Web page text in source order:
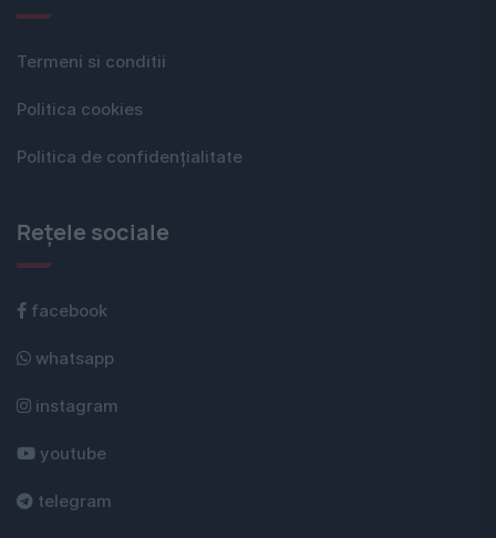
Termeni si conditii
Politica cookies
Politica de confidențialitate
Rețele sociale
facebook
whatsapp
instagram
youtube
telegram